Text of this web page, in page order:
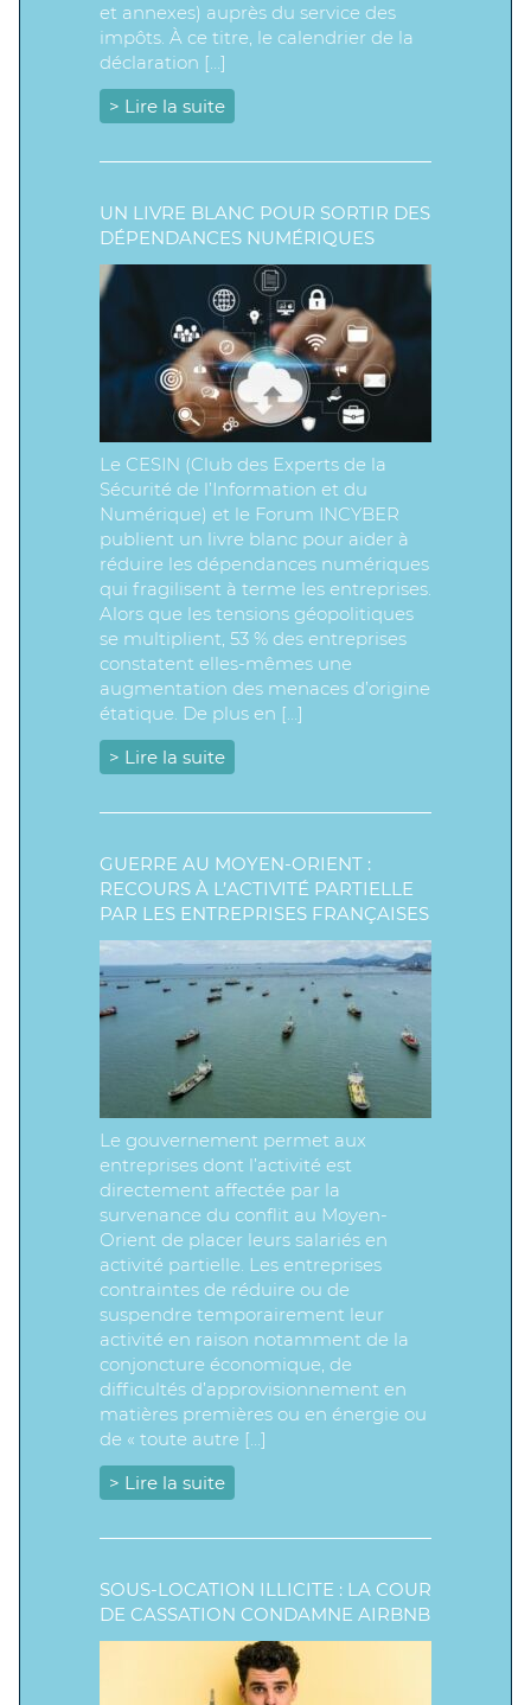
et annexes) auprès du service des
impôts. À ce titre, le calendrier de la
déclaration […]
> Lire la suite
UN LIVRE BLANC POUR SORTIR DES
DÉPENDANCES NUMÉRIQUES
Le CESIN (Club des Experts de la
Sécurité de l’Information et du
Numérique) et le Forum INCYBER
publient un livre blanc pour aider à
réduire les dépendances numériques
qui fragilisent à terme les entreprises.
Alors que les tensions géopolitiques
se multiplient, 53 % des entreprises
constatent elles-mêmes une
augmentation des menaces d’origine
étatique. De plus en […]
> Lire la suite
GUERRE AU MOYEN-ORIENT :
RECOURS À L’ACTIVITÉ PARTIELLE
PAR LES ENTREPRISES FRANÇAISES
Le gouvernement permet aux
entreprises dont l’activité est
directement affectée par la
survenance du conflit au Moyen-
Orient de placer leurs salariés en
activité partielle. Les entreprises
contraintes de réduire ou de
suspendre temporairement leur
activité en raison notamment de la
conjoncture économique, de
difficultés d’approvisionnement en
matières premières ou en énergie ou
de « toute autre […]
> Lire la suite
SOUS-LOCATION ILLICITE : LA COUR
DE CASSATION CONDAMNE AIRBNB